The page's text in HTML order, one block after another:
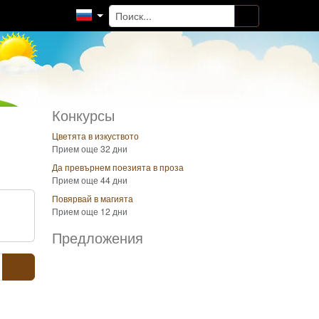
Конкурсы
Цветята в изкуството
Прием още 32 дни
Да превърнем поезията в проза
Прием още 44 дни
Повярвай в магията
Прием още 12 дни
Предложения